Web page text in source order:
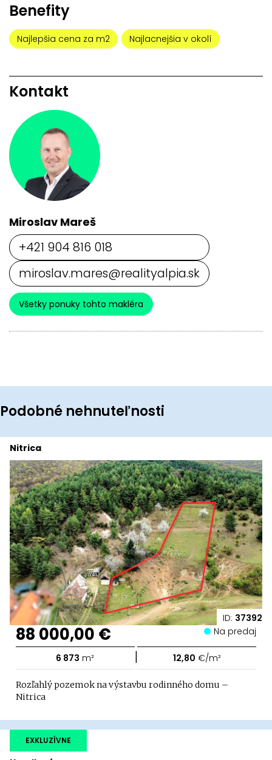
Benefity
Najlepšia cena za m2 Najlacnejšia v okolí
Kontakt
Miroslav Mareš
+421 904 816 018
miroslav.mares@realityalpia.sk
Všetky ponuky tohto makléra
Podobné nehnuteľnosti
ID: 37392
Nitrica
88 000,00 € Na predaj
6 873 m² | 12,80 €/m²
Rozľahlý pozemok na výstavbu rodinného domu –
Nitrica
EXKLUZÍVNE